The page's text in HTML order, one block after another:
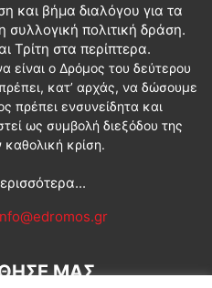
και βήμα διαλόγου για τα
συλλογική πολιτική δράση.
Τρίτη στα περίπτερα.
είναι ο Δρόμος του δεύτερου
κατ’ αρχάς, να δώσουμε
πρέπει ενσυνείδητα και
ως συμβολή διεξόδου της
κρίση.
ΜΑΣ